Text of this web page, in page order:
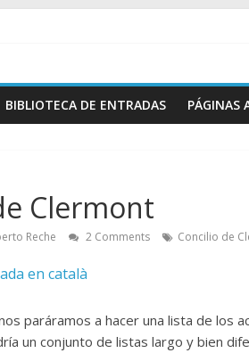
BIBLIOTECA DE ENTRADAS PÁGINAS
Clermont
Reche 2 Comments Concilio de
paráramos a hacer una lista de los
un conjunto de listas largo y bien